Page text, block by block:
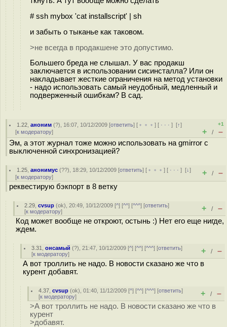
# ssh mybox 'cat installscript' | sh
и забыть о тыканье как таковом.
>не всегда в продакшене это допустимо.
Большего бреда не слышал. У вас продакш
заключается в использовании сисинсталла? Или он
накладывает жесткие ограничения на метод установки
- надо использовать самый неудобный, медленный и
подверженный ошибкам? В сад.
1.22 ,аноним (?), 16:07, 10/12/2009 [ответить] [ ﹢﹢﹢] [ · · ·][↑]
[к модератору]
+1
+ / –
Эм, а этот журнал тоже можно использовать на gmirror с
выключенной синхронизацией?
1.25 ,анонимус (??), 18:29, 10/12/2009 [ответить] [ ﹢﹢﹢] [ · · ·][↓]
[к модератору] + / –
реквестирую бэкпорт в 8 ветку
2.29 ,cvsup (ok), 20:49, 10/12/2009 [^] [^^] [^^^] [ответить]
[к модератору] + / –
Код может вообще не откроют, остынь :) Нет его еще нигде,
ждем.
3.31 ,онсамый (?), 21:47, 10/12/2009 [^] [^^] [^^^] [ответить]
[к модератору] + / –
А вот троллить не надо. В новости сказано же что в
курент добавят.
4.37 ,cvsup (ok), 01:40, 11/12/2009 [^] [^^] [^^^] [ответить]
[к модератору] + / –
>А вот троллить не надо. В новости сказано же что в
курент
>добавят.